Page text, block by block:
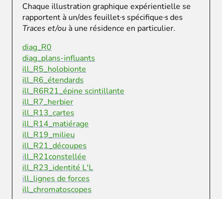
Chaque illustration graphique expérientielle se
rapportent à un/des feuillet∙s spécifique∙s des
Traces et/ou à une résidence en particulier.
diag_R0
diag_plans-influants
ill_R5_holobionte
ill_R6_étendards
ill_R6R21_épine scintillante
ill_R7_herbier
ill_R13_cartes
ill_R14_matiérage
ill_R19_milieu
ill_R21_découpes
ill_R21constellée
ill_R23_identité L'L
ill_lignes de forces
ill_chromatoscopes